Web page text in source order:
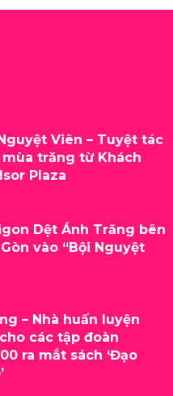
Viên – Tuyệt tác
trăng từ Khách
Plaza
Dệt Ánh Trăng bên
vào “Bội Nguyệt
– Nhà huấn luyện
các tập đoàn
ra mắt sách ‘Đạo